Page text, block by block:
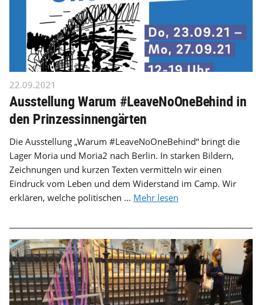
22.09.2021
Ausstellung Warum #LeaveNoOneBehind in
den Prinzessinnengärten
Die Ausstellung „Warum #LeaveNoOneBehind“ bringt die
Lager Moria und Moria2 nach Berlin. In starken Bildern,
Zeichnungen und kurzen Texten vermitteln wir einen
Eindruck vom Leben und dem Widerstand im Camp. Wir
erklären, welche politischen ... Mehr lesen